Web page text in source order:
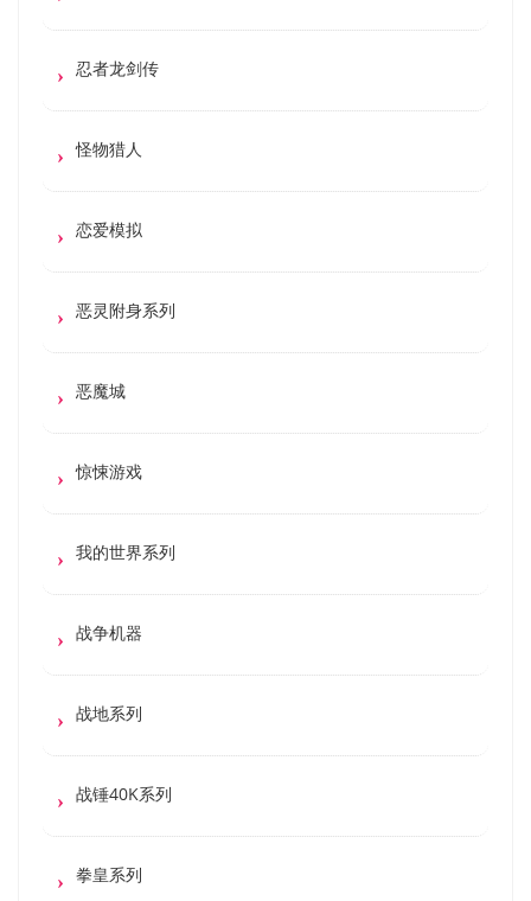
忍者龙剑传
怪物猎人
恋爱模拟
恶灵附身系列
恶魔城
惊悚游戏
我的世界系列
战争机器
战地系列
战锤40K系列
拳皇系列